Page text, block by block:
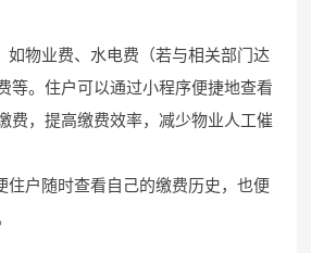
如物业费、水电费（若与相关部门达
等。住户可以通过小程序便捷地查看
费，提高缴费效率，减少物业人工催
住户随时查看自己的缴费历史，也便